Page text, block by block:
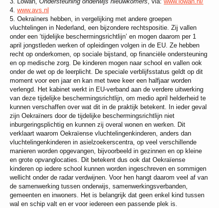
4. www.avs.nl
5. Oekraïners hebben, in vergelijking met andere groepen
vluchtelingen in Nederland, een bijzondere rechtspositie. Zij vallen
onder een ‘tijdelijke beschermingsrichtlijn’ en mogen daarom per 1
april jongstleden werken of opleidingen volgen in de EU. Ze hebben
recht op onderkomen, op sociale bijstand, op financiële ondersteuning
en op medische zorg. De kinderen mogen naar school en vallen ook
onder de wet op de leerplicht. De speciale verblijfsstatus geldt op dit
moment voor een jaar en kan met twee keer een halfjaar worden
verlengd. Het kabinet werkt in EU-verband aan de verdere uitwerking
van deze tijdelijke beschermingsrichtlijn, om medio april helderheid te
kunnen verschaffen over wat dit in de praktijk betekent. In ieder geval
zijn Oekraïners door de tijdelijke beschermingsrichtlijn niet
inburgeringsplichtig en kunnen zij overal wonen en werken. Dit
verklaart waarom Oekraïense vluchtelingenkinderen, anders dan
vluchtelingenkinderen in asielzoekerscentra, op veel verschillende
manieren worden opgevangen, bijvoorbeeld in gezinnen en op kleine
en grote opvanglocaties. Dit betekent dus ook dat Oekraïense
kinderen op iedere school kunnen worden ingeschreven en sommigen
wellicht onder de radar verdwijnen. Voor hen hangt daarom veel af van
de samenwerking tussen onderwijs, samenwerkingsverbanden,
gemeenten en inwoners. Het is belangrijk dat geen enkel kind tussen
wal en schip valt en er voor iedereen een passende plek is.